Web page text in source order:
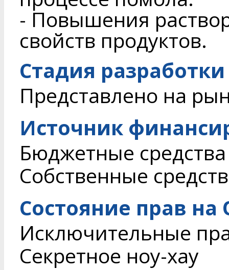
- Повышения
свойств продуктов.
Стадия разработки
Представлено на
Источник
Бюджетные средства
Собственные
Состояние прав на
Исключительные
Секретное ноу-хау